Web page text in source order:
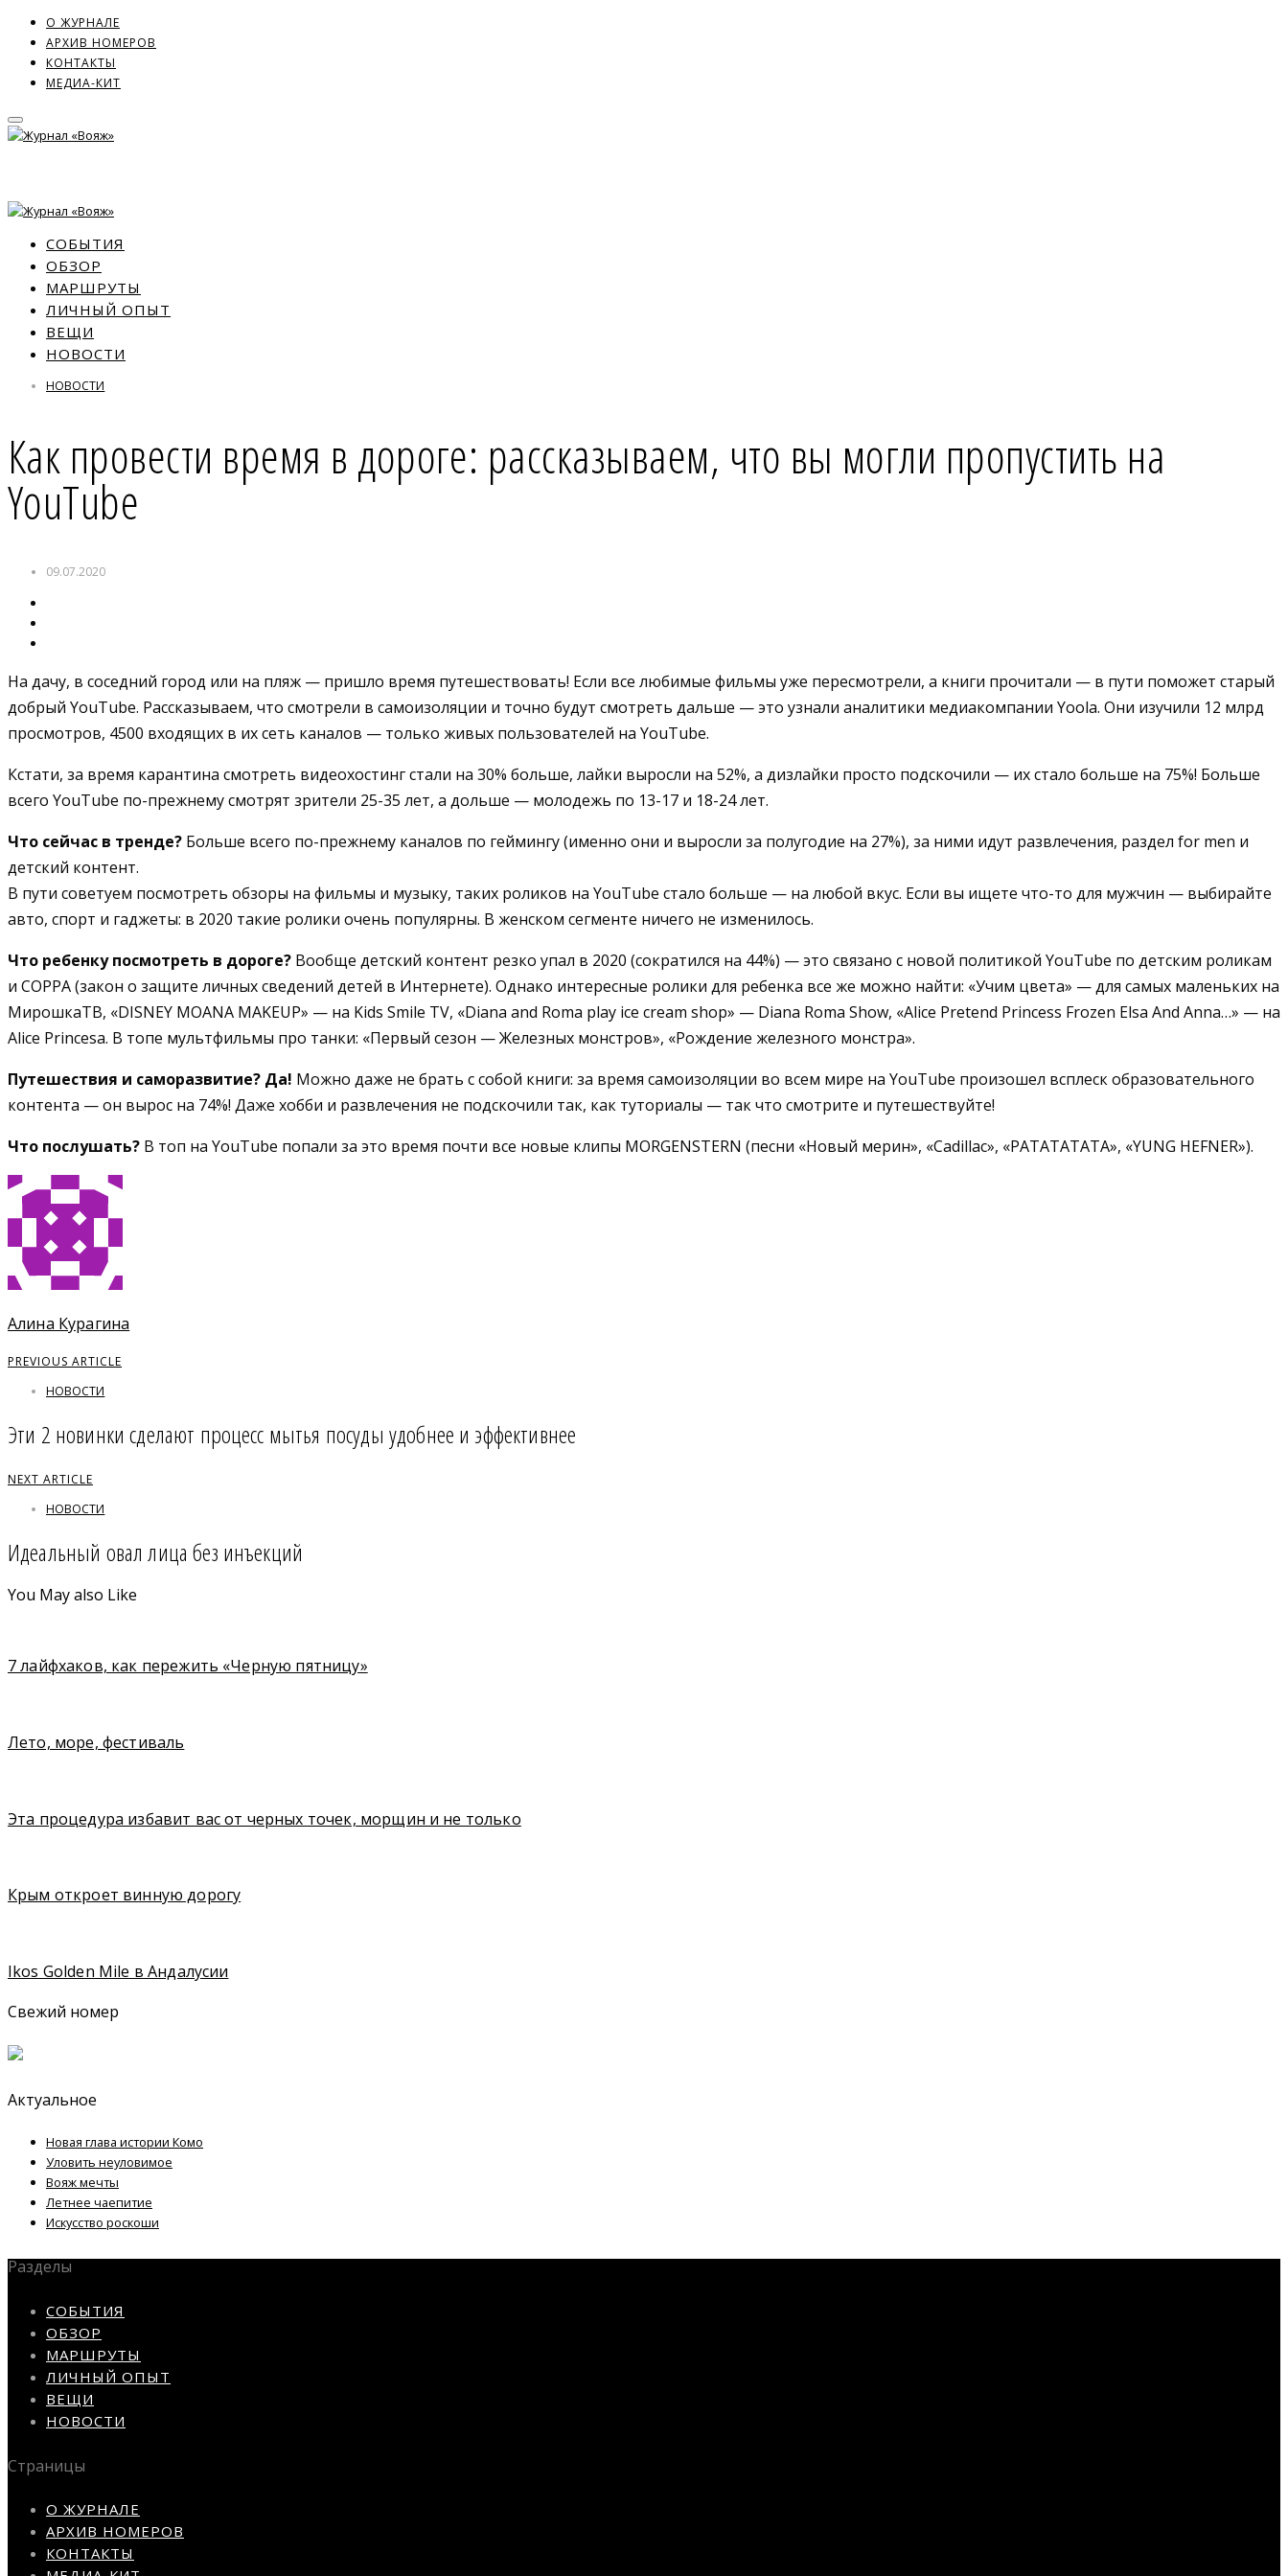
О ЖУРНАЛЕ
АРХИВ НОМЕРОВ
КОНТАКТЫ
МЕДИА-КИТ
СОБЫТИЯ
ОБЗОР
МАРШРУТЫ
ЛИЧНЫЙ ОПЫТ
ВЕЩИ
НОВОСТИ
НОВОСТИ
Как провести время в дороге: рассказываем, что вы могли пропустить на
YouTube
09.07.2020
На дачу, в соседний город или на пляж — пришло время путешествовать! Если все любимые фильмы уже пересмотрели, а книги прочитали — в пути поможет старый
добрый YouTube. Рассказываем, что смотрели в самоизоляции и точно будут смотреть дальше — это узнали аналитики медиакомпании Yoola. Они изучили 12 млрд
просмотров, 4500 входящих в их сеть каналов — только живых пользователей на YouTube.
Кстати, за время карантина смотреть видеохостинг стали на 30% больше, лайки выросли на 52%, а дизлайки просто подскочили — их стало больше на 75%! Больше
всего YouTube по-прежнему смотрят зрители 25-35 лет, а дольше — молодежь по 13-17 и 18-24 лет.
Что сейчас в тренде? Больше всего по-прежнему каналов по геймингу (именно они и выросли за полугодие на 27%), за ними идут развлечения, раздел for men и
детский контент.
В пути советуем посмотреть обзоры на фильмы и музыку, таких роликов на YouTube стало больше — на любой вкус. Если вы ищете что-то для мужчин — выбирайте
авто, спорт и гаджеты: в 2020 такие ролики очень популярны. В женском сегменте ничего не изменилось.
Что ребенку посмотреть в дороге? Вообще детский контент резко упал в 2020 (сократился на 44%) — это связано с новой политикой YouTube по детским роликам
и COPPA (закон о защите личных сведений детей в Интернете). Однако интересные ролики для ребенка все же можно найти: «Учим цвета» — для самых маленьких на
МирошкаТВ, «DISNEY MOANA MAKEUP» — на Kids Smile TV, «Diana and Roma play ice cream shop» — Diana Roma Show, «Alice Pretend Princess Frozen Elsa And Anna…» — на
Alice Princesa. В топе мультфильмы про танки: «Первый сезон — Железных монстров», «Рождение железного монстра».
Путешествия и саморазвитие? Да! Можно даже не брать с собой книги: за время самоизоляции во всем мире на YouTube произошел всплеск образовательного
контента — он вырос на 74%! Даже хобби и развлечения не подскочили так, как туториалы — так что смотрите и путешествуйте!
Что послушать? В топ на YouTube попали за это время почти все новые клипы MORGENSTERN (песни «Новый мерин», «Cadillac», «РАТАТАТАТА», «YUNG HEFNER»).
Алина Курагина
PREVIOUS ARTICLE
НОВОСТИ
Эти 2 новинки сделают процесс мытья посуды удобнее и эффективнее
NEXT ARTICLE
НОВОСТИ
Идеальный овал лица без инъекций
You May also Like
7 лайфхаков, как пережить «Черную пятницу»
Лето, море, фестиваль
Эта процедура избавит вас от черных точек, морщин и не только
Крым откроет винную дорогу
Ikos Golden Mile в Андалусии
Свежий номер
Актуальное
Новая глава истории Комо
Уловить неуловимое
Вояж мечты
Летнее чаепитие
Искусство роскоши
Разделы
СОБЫТИЯ
ОБЗОР
МАРШРУТЫ
ЛИЧНЫЙ ОПЫТ
ВЕЩИ
НОВОСТИ
Страницы
О ЖУРНАЛЕ
АРХИВ НОМЕРОВ
КОНТАКТЫ